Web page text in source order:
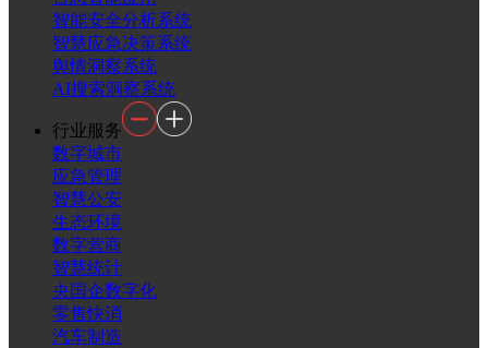
智能安全分析系统
智慧应急决策系统
舆情洞察系统
AI搜索洞察系统
行业服务
数字城市
应急管理
智慧公安
生态环境
数字营商
智慧统计
央国企数字化
零售快消
汽车制造